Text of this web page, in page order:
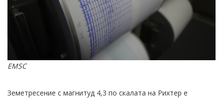
EMSC
Земетресение с магнитуд 4,3 по скалата на Рихтер е